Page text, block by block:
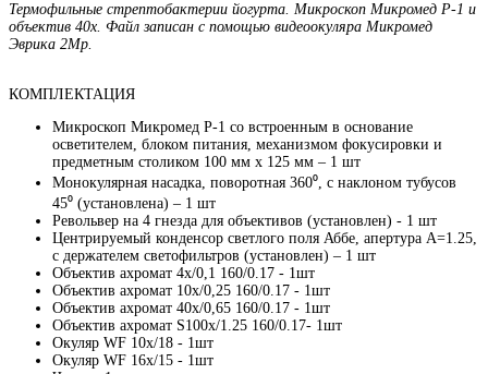
Термофильные стрептобактерии йогурта. Микроскоп Микромед Р-1 и
объектив 40х. Файл записан с помощью видеоокуляра Микромед
Эврика 2Мр.
КОМПЛЕКТАЦИЯ
Микроскоп Микромед Р-1 со встроенным в основание
осветителем, блоком питания, механизмом фокусировки и
предметным столиком 100 мм х 125 мм – 1 шт
Монокулярная насадка, поворотная 360⁰, с наклоном тубусов
45⁰ (установлена) – 1 шт
Револьвер на 4 гнезда для объективов (установлен) - 1 шт
Центрируемый конденсор светлого поля Аббе, апертура А=1.25,
с держателем светофильтров (установлен) – 1 шт
Объектив ахромат 4х/0,1 160/0.17 - 1шт
Объектив ахромат 10х/0,25 160/0.17 - 1шт
Объектив ахромат 40х/0,65 160/0.17 - 1шт
Объектив ахромат S100х/1.25 160/0.17- 1шт
Окуляр WF 10х/18 - 1шт
Окуляр WF 16х/15 - 1шт